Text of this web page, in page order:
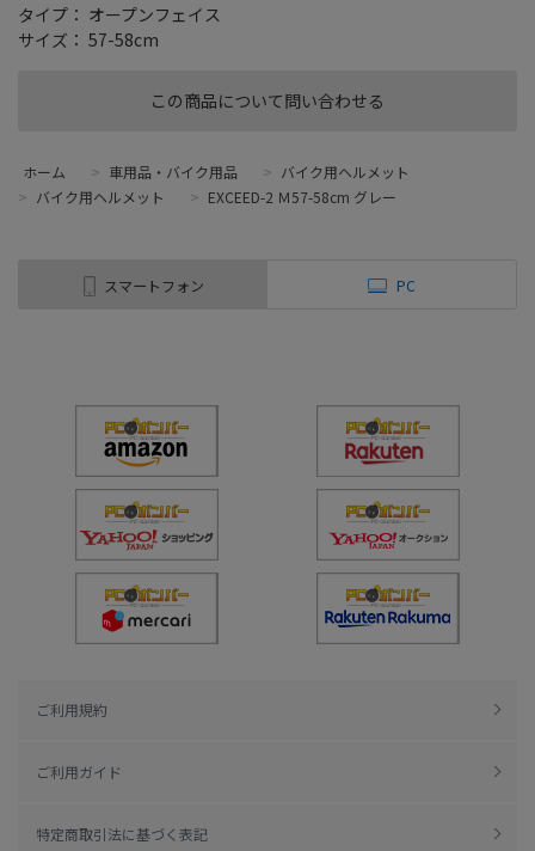
この商品について問い合わせる
タイプ： オープンフェイス
サイズ： 57-58cm
ホーム > 車用品・バイク用品 > バイク用ヘルメット
> バイク用ヘルメット > EXCEED-2 Ｍ57-58cm グレー
スマートフォン PC
ご利用規約
ご利用ガイド
特定商取引法に基づく表記